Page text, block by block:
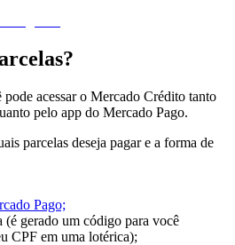
pode acessar o Mercado Crédito tanto
pelo app do Mercado Pago.
parcelas deseja pagar e a forma de
Pago;
(é gerado um código para você
CPF em uma lotérica);